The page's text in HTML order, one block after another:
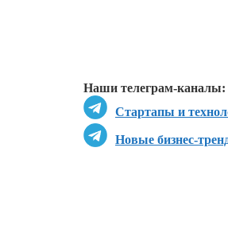
Наши телеграм-каналы:
Стартапы и
Новые бизнес-